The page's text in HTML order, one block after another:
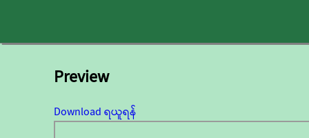
Preview
Download ရယူရန်